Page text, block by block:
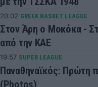
20:02 GREEK BASKET LEAGUE
Στον Άρη ο Μοκόκα -
από την ΚΑΕ
19:57 SUPER LEAGUE
Παναθηναϊκός: Πρώτη
(Photos)